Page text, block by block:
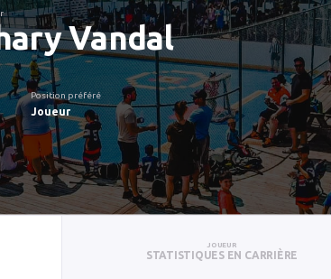
Vandal
Position préféré
Joueur
JOUEUR
STATISTIQUES EN CARRIÈRE